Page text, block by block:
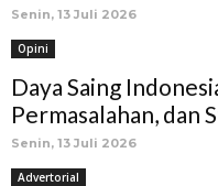
Senin, 13 Juli 2026
Opini
Daya Saing
Permasalahan, dan
Senin, 13 Juli 2026
Advertorial